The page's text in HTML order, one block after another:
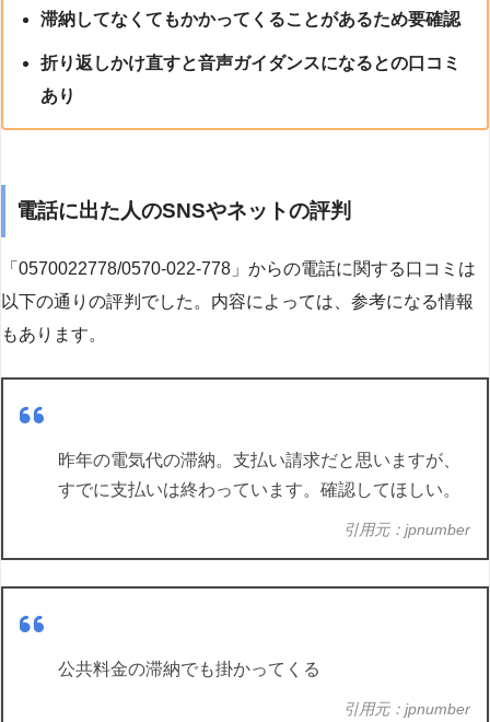
滞納してなくてもかかってくることがあるため要確認
折り返しかけ直すと音声ガイダンスになるとの口コミ
あり
電話に出た人のSNSやネットの評判
「0570022778/0570-022-778」からの電話に関する口コミは
以下の通りの評判でした。内容によっては、参考になる情報
もあります。
昨年の電気代の滞納。支払い請求だと思いますが、
すでに支払いは終わっています。確認してほしい。
引用元：jpnumber
公共料金の滞納でも掛かってくる
引用元：jpnumber